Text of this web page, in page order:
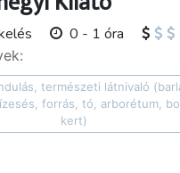
0 - 1 óra
természeti látnivaló
forrás, tó, arborétum,
kert)